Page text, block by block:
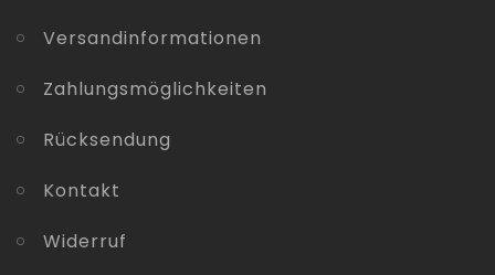
Versandinformationen
Zahlungsmöglichkeiten
Rücksendung
Kontakt
Widerruf